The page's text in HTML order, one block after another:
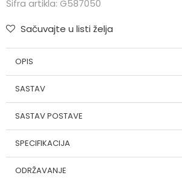
Šifra artikla: G587050
Sačuvajte u listi želja
OPIS
SASTAV
SASTAV POSTAVE
SPECIFIKACIJA
ODRŽAVANJE